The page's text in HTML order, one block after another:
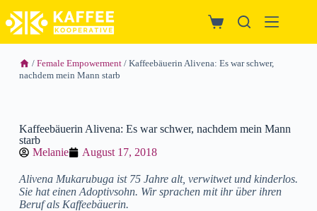
/ Female Empowerment/ Kaffeebäuerin Alivena: Es war schwer,
nachdem mein Mann starb
Kaffeebäuerin Alivena: Es war schwer, nachdem mein Mann
starb
Melanie
August 17, 2018
Alivena Mukarubuga ist 75 Jahre alt, verwitwet und kinderlos.
Sie hat einen Adoptivsohn. Wir sprachen mit ihr über ihren
Beruf als Kaffeebäuerin.